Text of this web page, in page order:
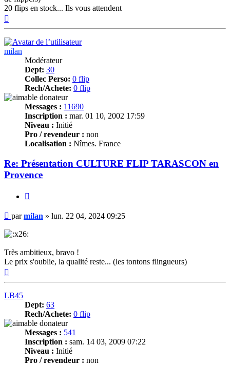
20 flips en stock... Ils vous attendent
milan
Modérateur
Dept: 30
Collec Perso: 0 flip
Rech/Achete: 0 flip
Messages : 11690
Inscription : mar. 01 10, 2002 17:59
Niveau : Initié
Pro / revendeur : non
Localisation : Nîmes. France
Re: Présentation CULTURE FLIP TARASCON en
Provence
Message
parmilan » lun. 22 04, 2024 09:25
Très ambitieux, bravo !
Le prix s'oublie, la qualité reste... (les tontons flingueurs)
LB45
Dept: 63
Rech/Achete: 0 flip
Messages : 541
Inscription : sam. 14 03, 2009 07:22
Niveau : Initié
Pro / revendeur : non